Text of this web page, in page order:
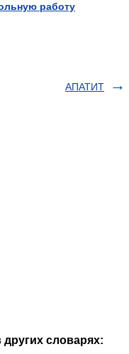
работу
АПАТИТ
словарях: